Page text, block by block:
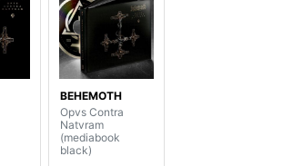
BEHEMOTH
Opvs Contra
Natvram
(mediabook
black)